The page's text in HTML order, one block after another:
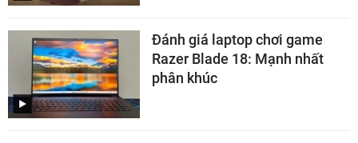
Đánh giá laptop chơi game
Razer Blade 18: Mạnh nhất
phân khúc